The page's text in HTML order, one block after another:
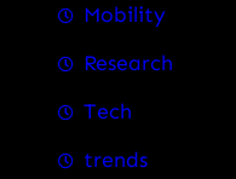
Mobility
Research
Tech
trends